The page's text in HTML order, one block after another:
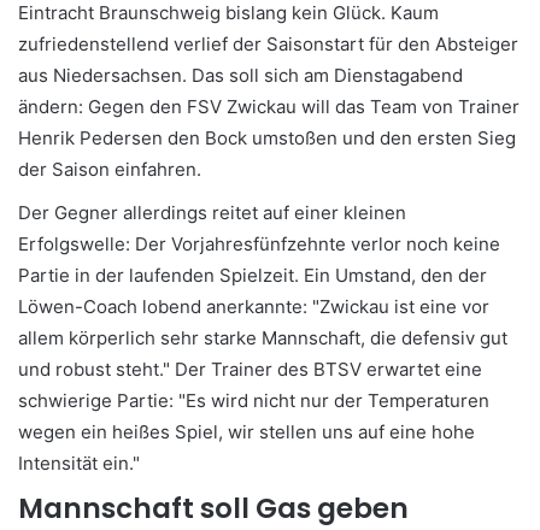
Eintracht Braunschweig bislang kein Glück. Kaum
zufriedenstellend verlief der Saisonstart für den Absteiger
aus Niedersachsen. Das soll sich am Dienstagabend
ändern: Gegen den FSV Zwickau will das Team von Trainer
Henrik Pedersen den Bock umstoßen und den ersten Sieg
der Saison einfahren.
Der Gegner allerdings reitet auf einer kleinen
Erfolgswelle: Der Vorjahresfünfzehnte verlor noch keine
Partie in der laufenden Spielzeit. Ein Umstand, den der
Löwen-Coach lobend anerkannte: "Zwickau ist eine vor
allem körperlich sehr starke Mannschaft, die defensiv gut
und robust steht." Der Trainer des BTSV erwartet eine
schwierige Partie: "Es wird nicht nur der Temperaturen
wegen ein heißes Spiel, wir stellen uns auf eine hohe
Intensität ein."
Mannschaft soll Gas geben